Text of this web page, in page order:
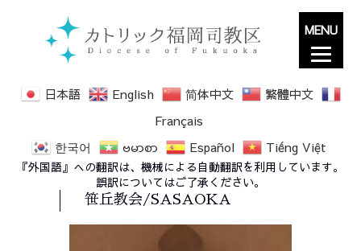
日本語 English 简体中文
繁體中文
Français
한국어
ဗမာစာ Español Tiếng Việt
『外国語』への翻訳は、機械による自動翻訳を利用しています。
誤訳についてはご了承ください。
笹丘教会/SASAOKA
MENU